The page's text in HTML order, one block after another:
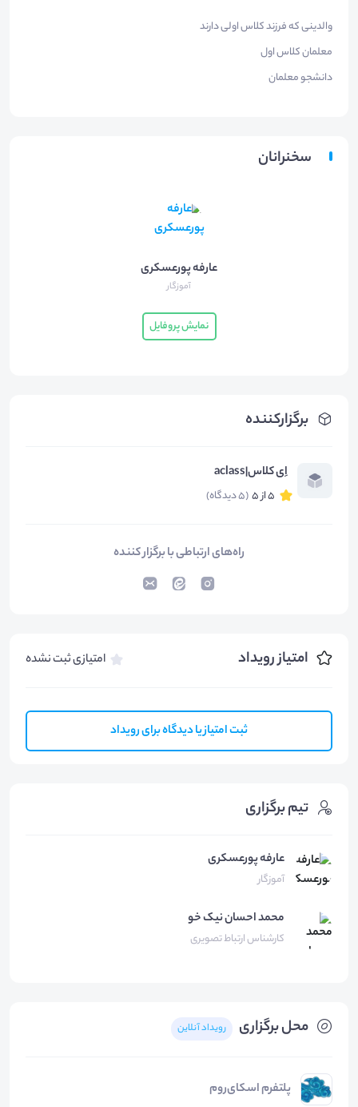
برگزارکننده
اِی کلاس|aclass
5 از 5 (5 دیدگاه)
راه‌های ارتباطی با برگزار کننده
امتیاز رویداد امتیازی ثبت نشده
ثبت امتیاز یا دیدگاه برای رویداد
محل برگزاری رویداد آنلاین
پلتفرم اسکای‌روم
تیم برگزاری
عارفه پورعسکری
آموزگار
محمد احساننیک خو
کارشناس ارتباط تصویری
والدینی که فرزند کلاس اولی دارند
معلمان کلاس اول
دانشجو معلمان
سخنرانان
عارفه پورعسکری
آموزگار
نمایش پروفایل